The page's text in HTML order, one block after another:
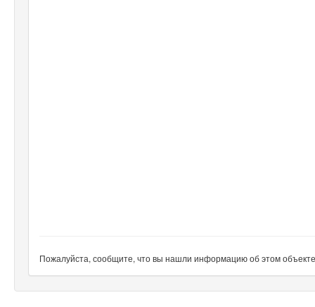
Пожалуйста, сообщите, что вы нашли информацию об этом